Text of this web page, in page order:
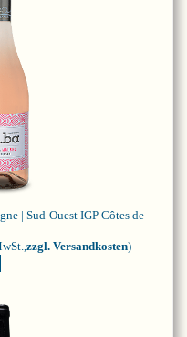
| Sud-Ouest IGP Côtes de
zzgl. Versandkosten)